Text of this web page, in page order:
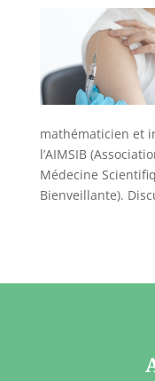
mathématicien et
l’AIMSIB
Médecine
Bienveillante).